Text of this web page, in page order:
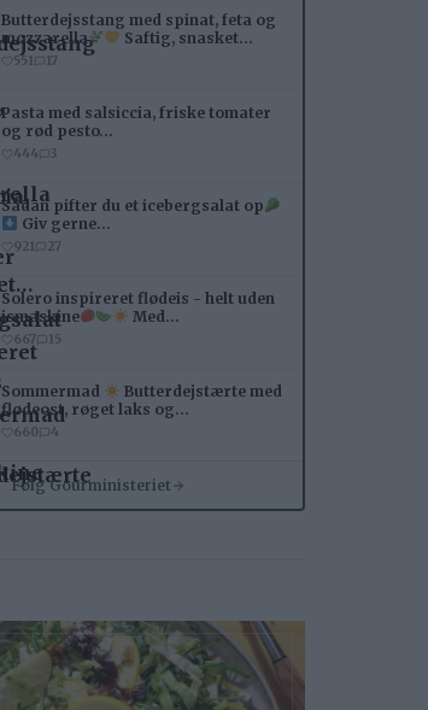
Butterdejsstang med spinat, feta og
mozzarella
Saftig, snasket…
551 17
Pasta med salsiccia, friske tomater
og rød pesto…
444 3
Sådan pifter du et icebergsalat op
Giv gerne…
921 27
Solero inspireret flødeis - helt uden
ismaskine
Med…
667 15
Sommermad
Butterdejstærte med
flødeost, røget laks og…
660 4
Følg Gourministeriet